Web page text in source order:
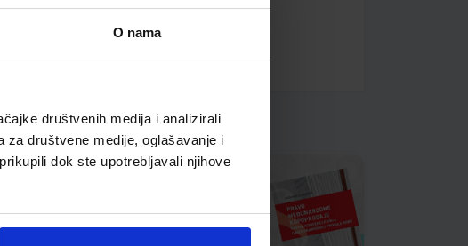
O nama
društvenih medija i analizirali
za društvene medije, oglašavanje i
dok ste upotrebljavali njihove